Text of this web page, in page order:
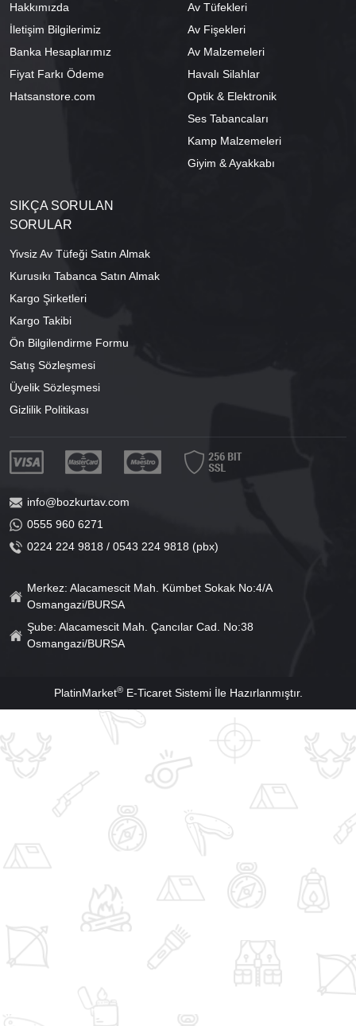
Hakkımızda
İletişim Bilgilerimiz
Banka Hesaplarımız
Fiyat Farkı Ödeme
Hatsanstore.com
Av Tüfekleri
Av Fişekleri
Av Malzemeleri
Havalı Silahlar
Optik & Elektronik
Ses Tabancaları
Kamp Malzemeleri
Giyim & Ayakkabı
SIKÇA SORULAN
SORULAR
Yivsiz Av Tüfeği Satın Almak
Kurusıkı Tabanca Satın Almak
Kargo Şirketleri
Kargo Takibi
Ön Bilgilendirme Formu
Satış Sözleşmesi
Üyelik Sözleşmesi
Gizlilik Politikası
info@bozkurtav.com
0555 960 6271
0224 224 9818 / 0543 224 9818 (pbx)
Merkez: Alacamescit Mah. Kümbet Sokak No:4/A
Osmangazi/BURSA
Şube: Alacamescit Mah. Çancılar Cad. No:38
Osmangazi/BURSA
PlatinMarket®E-Ticaret Sistemiİle Hazırlanmıştır.